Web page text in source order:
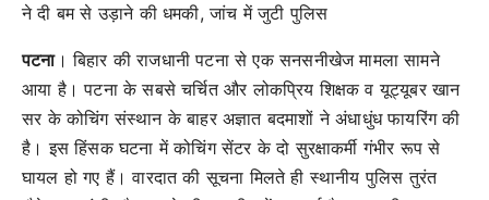
ने दी बम से उड़ाने की धमकी, जांच में जुटी पुलिस
पटना। बिहार की राजधानी पटना से एक सनसनीखेज मामला सामने
आया है। पटना के सबसे चर्चित और लोकप्रिय शिक्षक व यूट्यूबर खान
सर के कोचिंग संस्थान के बाहर अज्ञात बदमाशों ने अंधाधुंध फायरिंग की
है। इस हिंसक घटना में कोचिंग सेंटर के दो सुरक्षाकर्मी गंभीर रूप से
घायल हो गए हैं। वारदात की सूचना मिलते ही स्थानीय पुलिस तुरंत